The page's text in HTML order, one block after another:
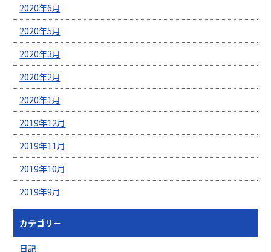
2020年6月
2020年5月
2020年3月
2020年2月
2020年1月
2019年12月
2019年11月
2019年10月
2019年9月
カテゴリー
日記